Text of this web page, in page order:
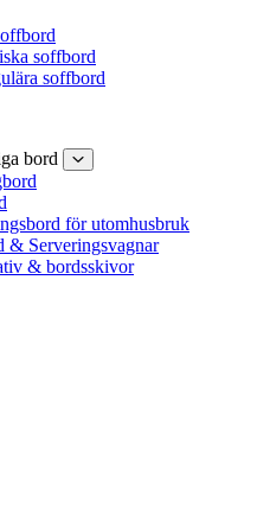
soffbord
soffbord
bord
för utomhusbruk
& Serveringsvagnar
& bordsskivor